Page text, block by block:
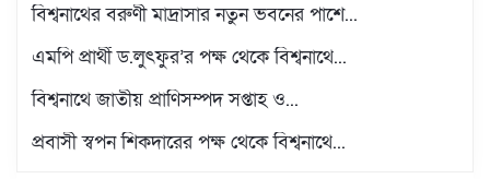
বিশ্বনাথের বরুণী মাদ্রাসার নতুন ভবনের পাশে...
এমপি প্রার্থী ড.লুৎফুর’র পক্ষ থেকে বিশ্বনাথে...
বিশ্বনাথে জাতীয় প্রাণিসম্পদ সপ্তাহ ও...
প্রবাসী স্বপন শিকদারের পক্ষ থেকে বিশ্বনাথে...